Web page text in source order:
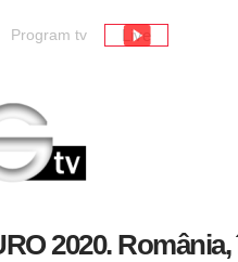
Program tv Live
2020.